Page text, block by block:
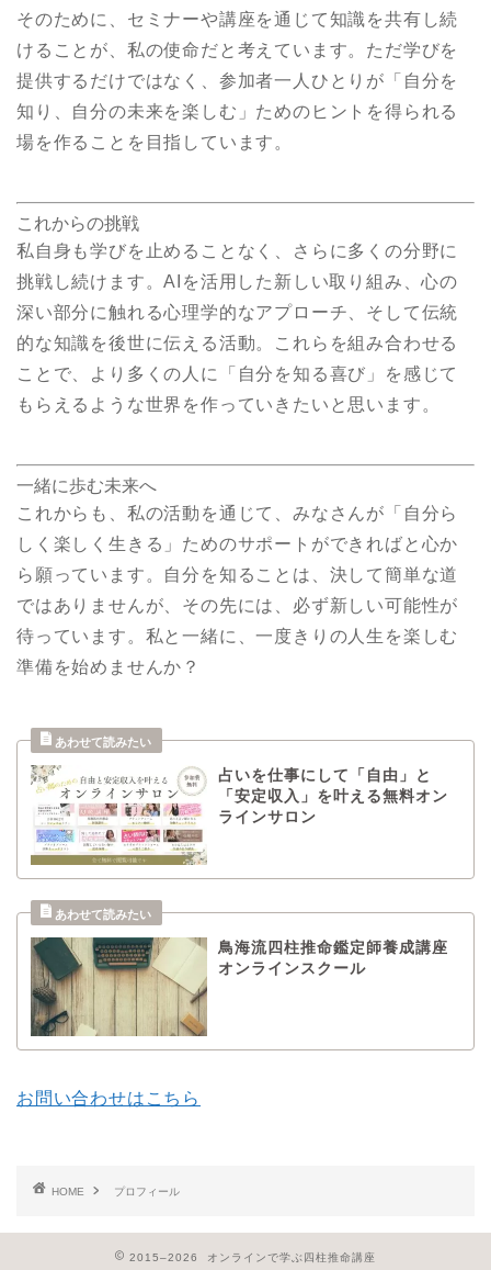
そのために、セミナーや講座を通じて知識を共有し続
けることが、私の使命だと考えています。ただ学びを
提供するだけではなく、参加者一人ひとりが「自分を
知り、自分の未来を楽しむ」ためのヒントを得られる
場を作ることを目指しています。
これからの挑戦
私自身も学びを止めることなく、さらに多くの分野に
挑戦し続けます。AIを活用した新しい取り組み、心の
深い部分に触れる心理学的なアプローチ、そして伝統
的な知識を後世に伝える活動。これらを組み合わせる
ことで、より多くの人に「自分を知る喜び」を感じて
もらえるような世界を作っていきたいと思います。
一緒に歩む未来へ
これからも、私の活動を通じて、みなさんが「自分ら
しく楽しく生きる」ためのサポートができればと心か
ら願っています。自分を知ることは、決して簡単な道
ではありませんが、その先には、必ず新しい可能性が
待っています。私と一緒に、一度きりの人生を楽しむ
準備を始めませんか？
占いを仕事にして「自由」と
「安定収入」を叶える無料オン
ラインサロン
鳥海流四柱推命鑑定師養成講座
オンラインスクール
お問い合わせはこちら
HOME プロフィール
2015–2026 オンラインで学ぶ四柱推命講座